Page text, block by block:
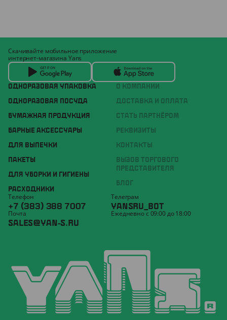
ОДНОРАЗОВАЯ УПАКОВКА
ОДНОРАЗОВАЯ ПОСУДА
БУМАЖНАЯ ПРОДУКЦИЯ
БАРНЫЕ АКСЕССУАРЫ
ДЛЯ ВЫПЕЧКИ
ПАКЕТЫ
ДЛЯ УБОРКИ И ГИГИЕНЫ
РАСХОДНИКИ
О КОМПАНИИ
ДОСТАВКА И ОПЛАТА
СТАТЬ ПАРТНЁРОМ
РЕКВИЗИТЫ
КОНТАКТЫ
ВЫЗОВ ТОРГОВОГО
ПРЕДСТАВИТЕЛЯ
БЛОГ
Скачивайте мобильное приложение
интернет-магазина Yans
Телефон
+7 (383) 388 7007
Телеграм
YANSRU_BOT
Почта
SALES@YAN-S.RU
Ежедневно с 09:00 до 18:00